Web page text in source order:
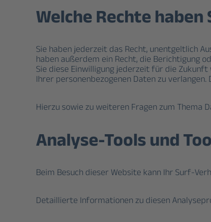
Welche Rechte
Sie haben jederzeit das Recht, unentgeltlich
haben außerdem ein Recht, die Berichtigung
Sie diese Einwilligung jederzeit für die
Ihrer personenbezogenen Daten zu
Hierzu sowie zu weiteren Fragen zum Thema
Analyse-Tools und
Beim Besuch dieser Website kann Ihr Surf-
Detaillierte Informationen zu diesen